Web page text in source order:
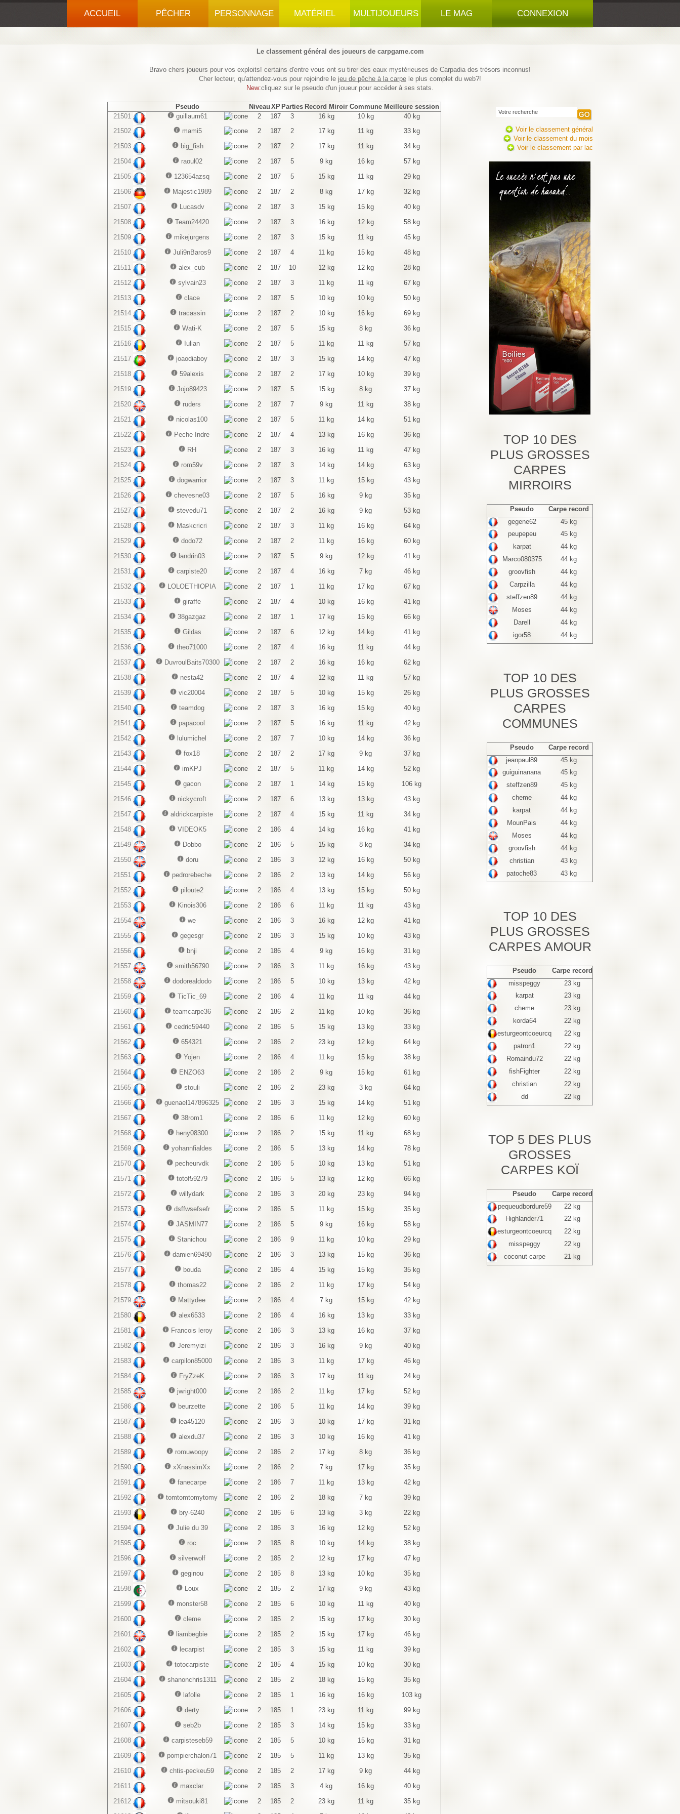
ACCUEIL PÊCHER PERSONNAGE MATÉRIEL MULTIJOUEURS LE MAG CONNEXION
Le classement général des joueurs de carpgame.com
Bravo chers joueurs pour vos exploits! certains d'entre vous ont su tirer des eaux mystérieuses de Carpadia des trésors inconnus!
Cher lecteur, qu'attendez-vous pour rejoindre lejeu de pêche à la carpele plus complet du web?!
New:cliquez sur le pseudo d'un joueur pour accéder à ses stats.
Pseudo NiveauXP Parties Record Miroir Commune Meilleure session
21501
guillaum61 2 187 3 16 kg 10 kg
40 kg
21502
mami5 2 187 2 17 kg 11 kg
33 kg
21503
big_fish 2 187 2 17 kg 11 kg
34 kg
21504
raoul02 2 187 5 9 kg 16 kg
57 kg
21505
123654azsq 2 187 5 15 kg 11 kg
29 kg
21506
Majestic1989 2 187 2 8 kg 17 kg
32 kg
21507
Lucasdv 2 187 3 15 kg 15 kg
40 kg
21508
Team24420 2 187 3 16 kg 12 kg
58 kg
21509
mikejurgens 2 187 3 15 kg 11 kg
45 kg
21510
Juli9nBaros9 2 187 4 11 kg 15 kg
48 kg
21511
alex_cub 2 187 10 12 kg 12 kg
28 kg
21512
sylvain23 2 187 3 11 kg 11 kg
67 kg
21513
clace 2 187 5 10 kg 10 kg
50 kg
21514
tracassin 2 187 2 10 kg 16 kg
69 kg
21515
Wati-K 2 187 5 15 kg 8 kg
36 kg
21516
Iulian 2 187 5 11 kg 11 kg
57 kg
21517
joaodiaboy 2 187 3 15 kg 14 kg
47 kg
21518
59alexis 2 187 2 17 kg 10 kg
39 kg
21519
Jojo89423 2 187 5 15 kg 8 kg
37 kg
21520
ruders 2 187 7 9 kg 11 kg
38 kg
21521
nicolas100 2 187 5 11 kg 14 kg
51 kg
21522
Peche Indre 2 187 4 13 kg 16 kg
36 kg
21523
RH 2 187 3 16 kg 11 kg
47 kg
21524
rom59v 2 187 3 14 kg 14 kg
63 kg
21525
dogwarrior 2 187 3 11 kg 15 kg
43 kg
21526
chevesne03 2 187 5 16 kg 9 kg
35 kg
21527
stevedu71 2 187 2 16 kg 9 kg
53 kg
21528
Maskcricri 2 187 3 11 kg 16 kg
64 kg
21529
dodo72 2 187 2 11 kg 16 kg
60 kg
21530
landrin03 2 187 5 9 kg 12 kg
41 kg
21531
carpiste20 2 187 4 16 kg 7 kg
46 kg
21532
LOLOETHIOPIA 2 187 1 11 kg 17 kg
67 kg
21533
giraffe 2 187 4 10 kg 16 kg
41 kg
21534
38gazgaz 2 187 1 17 kg 15 kg
66 kg
21535
Gildas 2 187 6 12 kg 14 kg
41 kg
21536
theo71000 2 187 4 16 kg 11 kg
44 kg
21537
DuvroulBaits70300 2 187 2 16 kg 16 kg
62 kg
21538
nesta42 2 187 4 12 kg 11 kg
57 kg
21539
vic20004 2 187 5 10 kg 15 kg
26 kg
21540
teamdog 2 187 3 16 kg 15 kg
40 kg
21541
papacool 2 187 5 16 kg 11 kg
42 kg
21542
lulumichel 2 187 7 10 kg 14 kg
36 kg
21543
fox18 2 187 2 17 kg 9 kg
37 kg
21544
imKPJ 2 187 5 11 kg 14 kg
52 kg
21545
gacon 2 187 1 14 kg 15 kg
106 kg
21546
nickycroft 2 187 6 13 kg 13 kg
43 kg
21547
aldrickcarpiste 2 187 4 15 kg 11 kg
34 kg
21548
VIDEOK5 2 186 4 14 kg 16 kg
41 kg
21549
Dobbo 2 186 5 15 kg 8 kg
34 kg
21550
doru 2 186 3 12 kg 16 kg
50 kg
21551
pedrorebeche 2 186 2 13 kg 14 kg
56 kg
21552
piloute2 2 186 4 13 kg 15 kg
50 kg
21553
Kinois306 2 186 6 11 kg 11 kg
43 kg
21554
we 2 186 3 16 kg 12 kg
41 kg
21555
gegesgr 2 186 3 15 kg 10 kg
43 kg
21556
bnji 2 186 4 9 kg 16 kg
31 kg
21557
smith56790 2 186 3 11 kg 16 kg
43 kg
21558
dodorealdodo 2 186 5 10 kg 13 kg
42 kg
21559
TicTic_69 2 186 4 11 kg 11 kg
44 kg
21560
teamcarpe36 2 186 2 11 kg 10 kg
36 kg
21561
cedric59440 2 186 5 15 kg 13 kg
33 kg
21562
654321 2 186 2 23 kg 12 kg
64 kg
21563
Yojen 2 186 4 11 kg 15 kg
38 kg
21564
ENZO63 2 186 2 9 kg 15 kg
61 kg
21565
stouli 2 186 2 23 kg 3 kg
64 kg
21566
guenael147896325 2 186 3 15 kg 14 kg
51 kg
21567
38rom1 2 186 6 11 kg 12 kg
60 kg
21568
heny08300 2 186 2 15 kg 11 kg
68 kg
21569
yohannfialdes 2 186 5 13 kg 14 kg
78 kg
21570
pecheurvdk 2 186 5 10 kg 13 kg
51 kg
21571
totof59279 2 186 5 13 kg 12 kg
66 kg
21572
willydark 2 186 3 20 kg 23 kg
94 kg
21573
dsffwsefsefr 2 186 5 11 kg 15 kg
35 kg
21574
JASMIN77 2 186 5 9 kg 16 kg
58 kg
21575
Stanichou 2 186 9 11 kg 10 kg
29 kg
21576
damien69490 2 186 3 13 kg 15 kg
36 kg
21577
bouda 2 186 4 15 kg 15 kg
35 kg
21578
thomas22 2 186 2 11 kg 17 kg
54 kg
21579
Mattydee 2 186 4 7 kg 15 kg
42 kg
21580
alex6533 2 186 4 16 kg 13 kg
33 kg
21581
Francois leroy 2 186 3 13 kg 16 kg
37 kg
21582
Jeremyizi 2 186 3 16 kg 9 kg
40 kg
21583
carpilon85000 2 186 3 11 kg 17 kg
46 kg
21584
FryZzeK 2 186 3 17 kg 11 kg
24 kg
21585
jwright000 2 186 2 11 kg 17 kg
52 kg
21586
beurzette 2 186 5 11 kg 14 kg
39 kg
21587
lea45120 2 186 3 10 kg 17 kg
31 kg
21588
alexdu37 2 186 3 10 kg 16 kg
41 kg
21589
romuwoopy 2 186 2 17 kg 8 kg
36 kg
21590
xXnassimXx 2 186 2 7 kg 17 kg
35 kg
21591
fanecarpe 2 186 7 11 kg 13 kg
42 kg
21592
tomtomtomytomy 2 186 2 18 kg 7 kg
39 kg
21593
bry-6240 2 186 6 13 kg 3 kg
22 kg
21594
Julie du 39 2 186 3 16 kg 12 kg
52 kg
21595
roc 2 185 8 10 kg 14 kg
38 kg
21596
silverwolf 2 185 2 12 kg 17 kg
47 kg
21597
geginou 2 185 8 13 kg 10 kg
35 kg
21598
Loux 2 185 2 17 kg 9 kg
43 kg
21599
monster58 2 185 6 10 kg 11 kg
40 kg
21600
cleme 2 185 2 15 kg 17 kg
30 kg
21601
liambegbie 2 185 2 15 kg 17 kg
46 kg
21602
lecarpist 2 185 3 15 kg 11 kg
39 kg
21603
totocarpiste 2 185 4 15 kg 10 kg
30 kg
21604
shanonchris1311 2 185 2 18 kg 15 kg
35 kg
21605
lafolle 2 185 1 16 kg 16 kg
103 kg
21606
derty 2 185 1 23 kg 11 kg
99 kg
21607
seb2b 2 185 3 14 kg 15 kg
33 kg
21608
carpisteseb59 2 185 5 10 kg 15 kg
31 kg
21609
pompierchalon71 2 185 5 11 kg 13 kg
35 kg
21610
chtis-peckeu59 2 185 2 17 kg 9 kg
44 kg
21611
maxclar 2 185 3 4 kg 16 kg
40 kg
21612
mitsouki81 2 185 2 23 kg 11 kg
35 kg
Voir le classement général
Voir le classement du mois
Voir le classement par lac
TOP 10 DES
PLUS GROSSES
CARPES
MIRROIRS
Pseudo
Carpe record
gegene62
45 kg
peupepeu
45 kg
karpat
44 kg
Marco080375
44 kg
groovfish
44 kg
Carpzilla
44 kg
steffzen89
44 kg
Moses
44 kg
Darell
44 kg
igor58
44 kg
TOP 10 DES
PLUS GROSSES
CARPES
COMMUNES
Pseudo
Carpe record
jeanpaul89
45 kg
guiguinanana
45 kg
steffzen89
45 kg
cheme
44 kg
karpat
44 kg
MounPais
44 kg
Moses
44 kg
groovfish
44 kg
christian
43 kg
patoche83
43 kg
TOP 10 DES
PLUS GROSSES
CARPES AMOUR
Pseudo
Carpe record
misspeggy
23 kg
karpat
23 kg
cheme
23 kg
korda64
22 kg
esturgeontcoeurcq
22 kg
patron1
22 kg
Romaindu72
22 kg
fishFighter
22 kg
christian
22 kg
dd
22 kg
TOP 5 DES PLUS
GROSSES
CARPES KOÏ
Pseudo
Carpe record
pequeudbordure59
22 kg
Highlander71
22 kg
esturgeontcoeurcq
22 kg
misspeggy
22 kg
coconut-carpe
21 kg